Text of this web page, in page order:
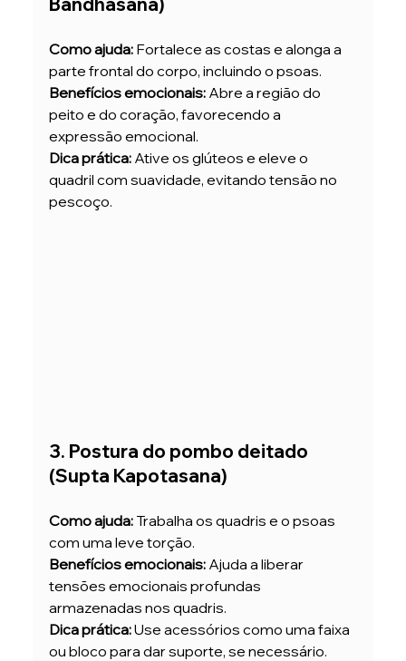
Como ajuda: Fortalece as costas e alonga a
parte frontal do corpo, incluindo o psoas.
Benefícios emocionais: Abre a região do
peito e do coração, favorecendo a
expressão emocional.
Dica prática: Ative os glúteos e eleve o
quadril com suavidade, evitando tensão no
pescoço.
3. Postura do pombo deitado
(Supta Kapotasana)
Como ajuda: Trabalha os quadris e o psoas
com uma leve torção.
Benefícios emocionais: Ajuda a liberar
tensões emocionais profundas
armazenadas nos quadris.
Dica prática: Use acessórios como uma faixa
ou bloco para dar suporte, se necessário.